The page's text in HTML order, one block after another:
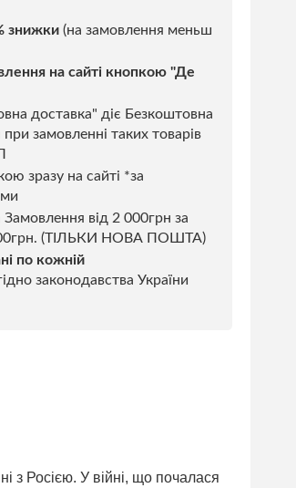
знижки (на замовлення меньш
на сайті кнопкою "Де
доставка" діє Безкоштовна
замовленні таких товарів
зразу на сайті *за
від 2 000грн за
(ТІЛЬКИ НОВА ПОШТА)
по кожній
законодавства України
з Росією. У війні, що почалася